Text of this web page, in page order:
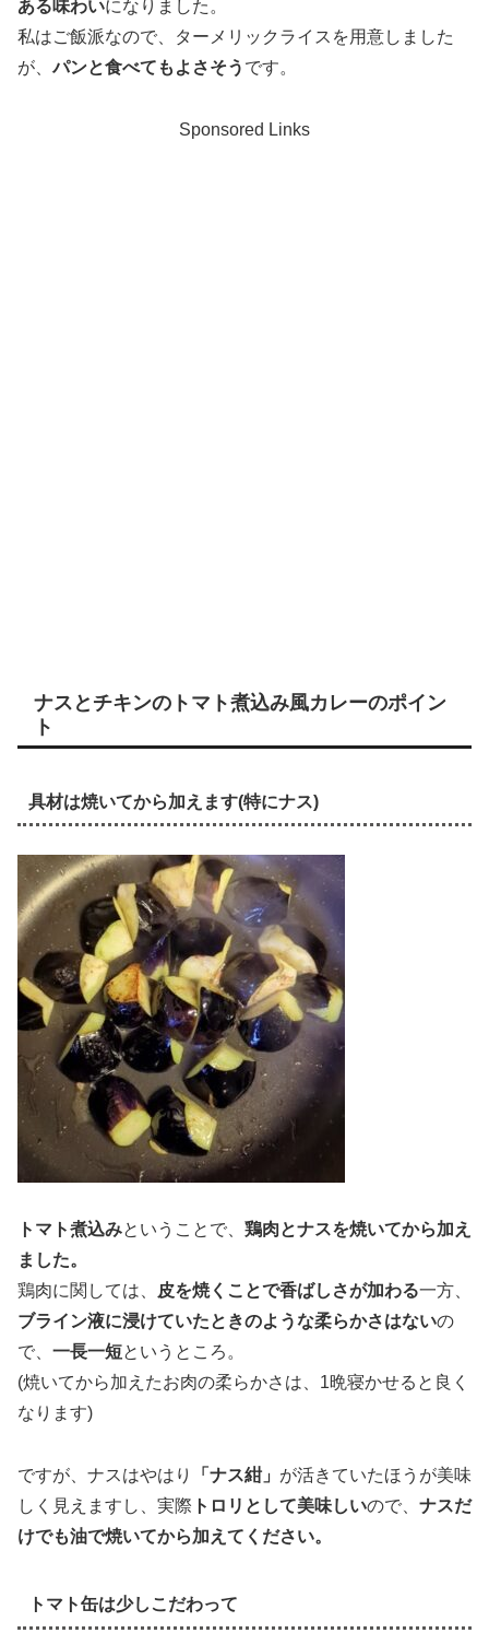
ある味わいになりました。
私はご飯派なので、ターメリックライスを用意しました
が、パンと食べてもよさそう です。
Sponsored Links
ナスとチキンのトマト煮込み風カレーのポイン
ト
具材は焼いてから加えます(特にナス)
トマト煮込みということで、 鶏肉とナスを焼いてから加え
ました。
鶏肉に関しては、
皮を焼くことで香ばしさが加わる一方、
ブライン液に浸けていたときのような柔らかさはないの
で、 一長一短というところ。
(焼いてから加えたお肉の柔らかさは、1晩寝かせると良く
なります)
ですが、ナスはやはり 「ナス紺」 が活きていたほうが美味
しく見えますし、実際 トロリとして美味しいので、 ナスだ
けでも油で焼いてから加えてください。
トマト缶は少しこだわって